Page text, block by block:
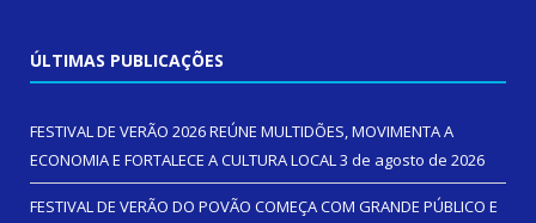
ÚLTIMAS PUBLICAÇÕES
FESTIVAL DE VERÃO 2026 REÚNE MULTIDÕES, MOVIMENTA A
ECONOMIA E FORTALECE A CULTURA LOCAL3 de agosto de 2026
FESTIVAL DE VERÃO DO POVÃO COMEÇA COM GRANDE PÚBLICO E